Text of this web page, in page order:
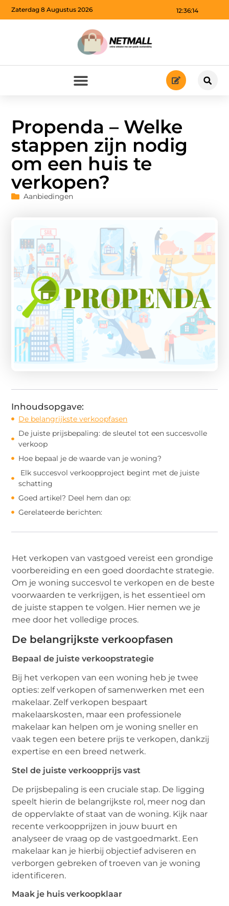
12:36:15
Zaterdag 8 Augustus 2026
Propenda – Welke
stappen zijn nodig
om een huis te
verkopen?
Aanbiedingen
Inhoudsopgave:
De belangrijkste verkoopfasen
De juiste prijsbepaling: de sleutel tot een succesvolle
verkoop
Hoe bepaal je de waarde van je woning?
Elk succesvol verkoopproject begint met de juiste
schatting
Goed artikel? Deel hem dan op:
Gerelateerde berichten:
Het verkopen van vastgoed vereist een grondige
voorbereiding en een goed doordachte strategie.
Om je woning succesvol te verkopen en de beste
voorwaarden te verkrijgen, is het essentieel om
de juiste stappen te volgen. Hier nemen we je
mee door het volledige proces.
De belangrijkste verkoopfasen
Bepaal de juiste verkoopstrategie
Bij het verkopen van een woning heb je twee
opties: zelf verkopen of samenwerken met een
makelaar. Zelf verkopen bespaart
makelaarskosten, maar een professionele
makelaar kan helpen om je woning sneller en
vaak tegen een betere prijs te verkopen, dankzij
expertise en een breed netwerk.
Stel de juiste verkoopprijs vast
De prijsbepaling is een cruciale stap. De ligging
speelt hierin de belangrijkste rol, meer nog dan
de oppervlakte of staat van de woning. Kijk naar
recente verkoopprijzen in jouw buurt en
analyseer de vraag op de vastgoedmarkt. Een
makelaar kan je hierbij objectief adviseren en
verborgen gebreken of troeven van je woning
identificeren.
Maak je huis verkoopklaar